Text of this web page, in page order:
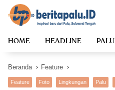
Langsung
konten
HOME HEADLINE PALU
Beranda Feature
Feature Foto Lingkungan Palu